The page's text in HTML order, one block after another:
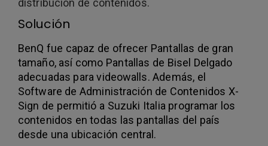
Solución
BenQ fue capaz de ofrecer Pantallas de gran
tamaño, así como Pantallas de Bisel Delgado
adecuadas para videowalls. Además, el
Software de Administración de Contenidos X-
Sign de permitió a Suzuki Italia programar los
contenidos en todas las pantallas del país
desde una ubicación central.